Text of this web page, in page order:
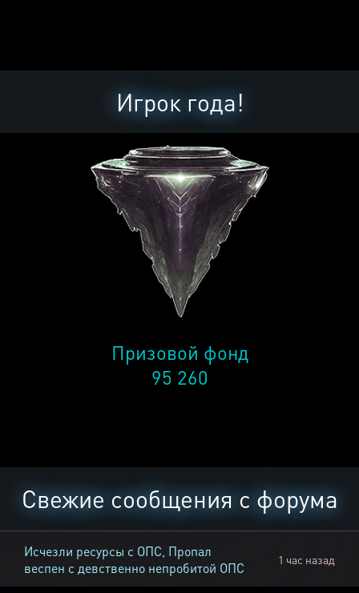
Игрок года!
Призовой фонд
95 260
Свежие сообщения с форума
Исчезли ресурсы с ОПС, Пропал
веспен с девственно непробитой ОПС
1 час назад